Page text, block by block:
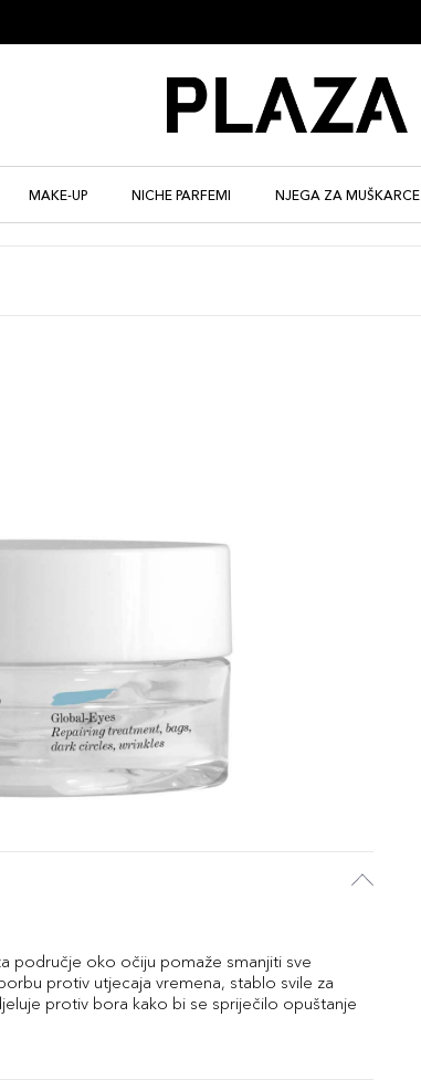
MAKE-UP NICHE PARFEMI NJEGA ZA MUŠKARCE
područje oko očiju pomaže smanjiti sve
protiv utjecaja vremena, stablo svile za
protiv bora kako bi se spriječilo opuštanje